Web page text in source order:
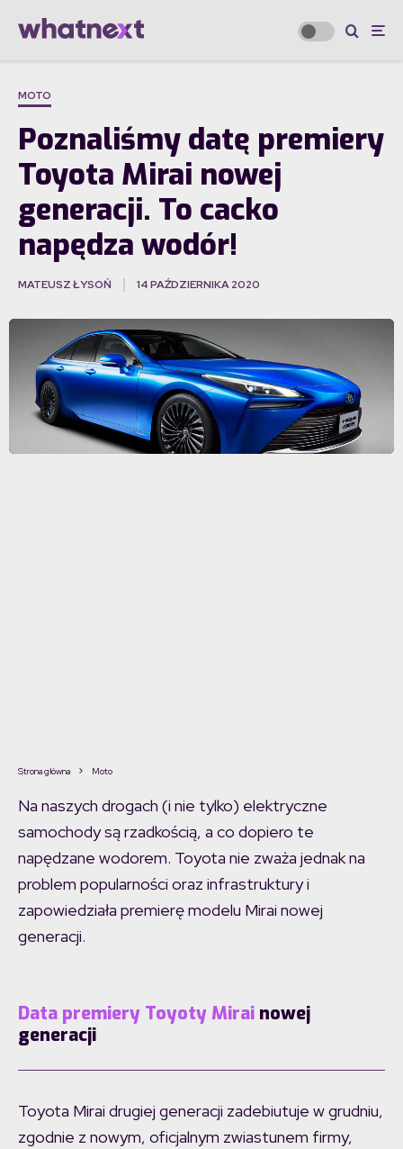
MOTO
Poznaliśmy datę premiery
Toyota Mirai nowej
generacji. To cacko
napędza wodór!
MATEUSZ ŁYSOŃ 14 PAŹDZIERNIKA 2020
Strona główna Moto
Na naszych drogach (i nie tylko) elektryczne
samochody są rzadkością, a co dopiero te
napędzane wodorem. Toyota nie zważa jednak na
problem popularności oraz infrastruktury i
zapowiedziała premierę modelu Mirai nowej
generacji.
Data premiery Toyoty Mirai nowej
generacji
Toyota Mirai drugiej generacji zadebiutuje w grudniu,
zgodnie z nowym, oficjalnym zwiastunem firmy,